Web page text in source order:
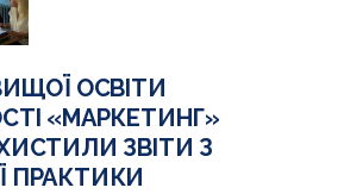
ОСВІТИ
«МАРКЕТИНГ»
ЗВІТИ З
ПРАКТИКИ